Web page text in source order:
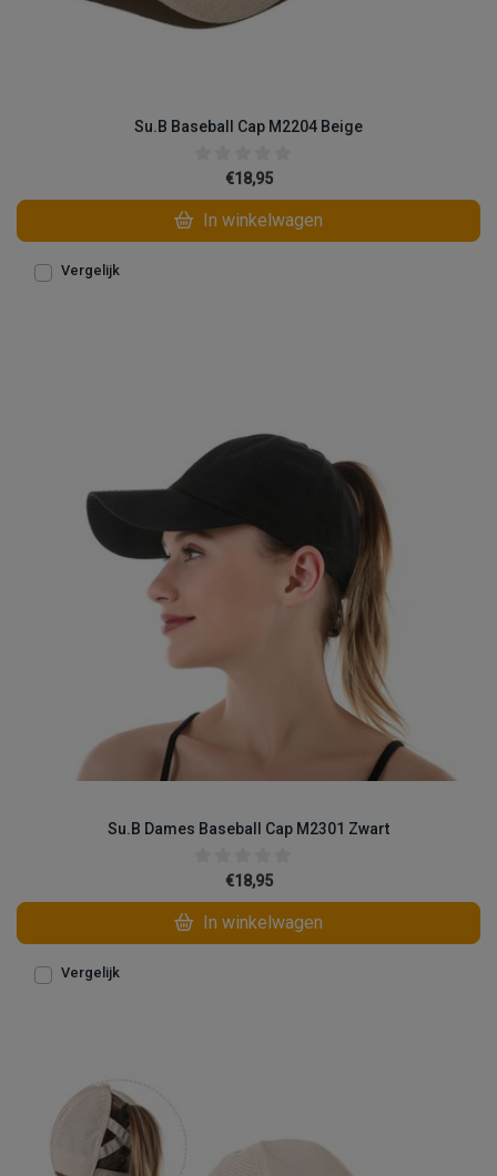
Su.B Baseball Cap M2204 Beige
€18,95
In winkelwagen
Vergelijk
Su.B Dames Baseball Cap M2301 Zwart
€18,95
In winkelwagen
Vergelijk